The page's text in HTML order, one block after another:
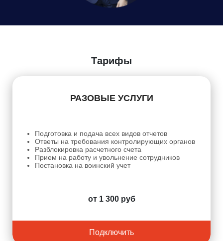
Тарифы
РАЗОВЫЕ УСЛУГИ
Подготовка и подача всех видов отчетов
Ответы на требования контролирующих органов
Разблокировка расчетного счета
Прием на работу и увольнение сотрудников
Постановка на воинский учет
от 1 300 руб
Подключить
Согласие на обработку персональных данных